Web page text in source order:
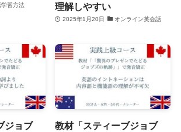
学習方法
理解しやすい
2025年1月20日 オンライン英会話
ジョブ
教材「スティーブジョブ